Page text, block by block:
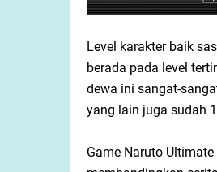
Level karakter baik
berada pada level
dewa ini sangat-
yang lain juga sudah
Game Naruto